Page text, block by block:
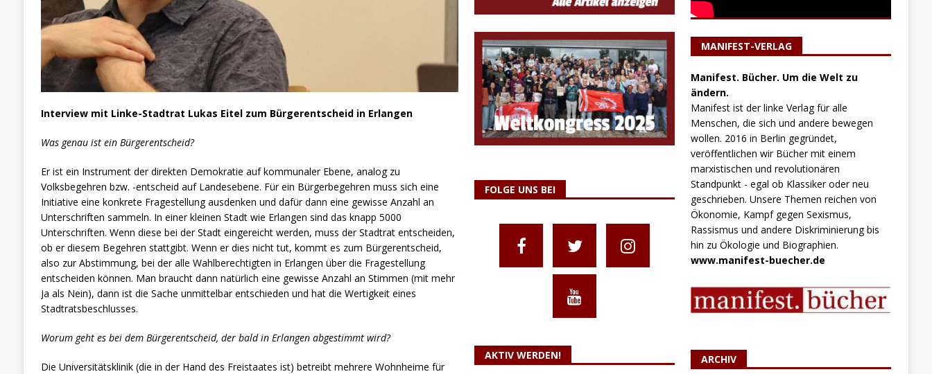
Interview mit Linke-Stadtrat Lukas Eitel zum Bürgerentscheid in Erlangen
Was genau ist ein Bürgerentscheid?
Er ist ein Instrument der direkten Demokratie auf kommunaler Ebene, analog zu
Volksbegehren bzw. -entscheid auf Landesebene. Für ein Bürgerbegehren muss sich eine
Initiative eine konkrete Fragestellung ausdenken und dafür dann eine gewisse Anzahl an
Unterschriften sammeln. In einer kleinen Stadt wie Erlangen sind das knapp 5000
Unterschriften. Wenn diese bei der Stadt eingereicht werden, muss der Stadtrat entscheiden,
ob er diesem Begehren stattgibt. Wenn er dies nicht tut, kommt es zum Bürgerentscheid,
also zur Abstimmung, bei der alle Wahlberechtigten in Erlangen über die Fragestellung
entscheiden können. Man braucht dann natürlich eine gewisse Anzahl an Stimmen (mit mehr
Ja als Nein), dann ist die Sache unmittelbar entschieden und hat die Wertigkeit eines
Stadtratsbeschlusses.
Worum geht es bei dem Bürgerentscheid, der bald in Erlangen abgestimmt wird?
Die Universitätsklinik (die in der Hand des Freistaates ist) betreibt mehrere Wohnheime für
FOLGE UNS BEI
AKTIV WERDEN!
MANIFEST-VERLAG
Manifest. Bücher. Um die Welt zu
ändern.
Manifest ist der linke Verlag für alle
Menschen, die sich und andere bewegen
wollen. 2016 in Berlin gegründet,
veröffentlichen wir Bücher mit einem
marxistischen und revolutionären
Standpunkt - egal ob Klassiker oder neu
geschrieben. Unsere Themen reichen von
Ökonomie, Kampf gegen Sexismus,
Rassismus und andere Diskriminierung bis
hin zu Ökologie und Biographien.
www.manifest-buecher.de
ARCHIV